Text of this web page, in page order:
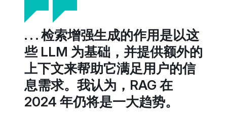
. . . 检索增强生成的作用是以这
些 LLM 为基础，并提供额外的
上下文来帮助它满足用户的信
息需求。我认为，RAG 在
2024 年仍将是一大趋势。